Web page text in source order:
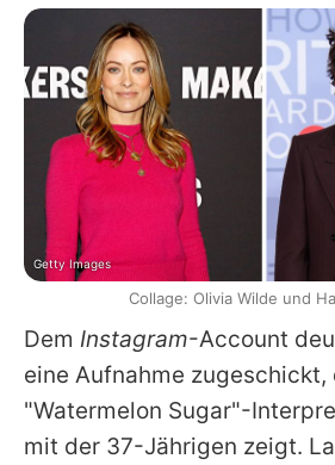
Dem Instagram-Account
eine Aufnahme zugeschickt,
"Watermelon Sugar"-
mit der 37-Jährigen zeigt.
Getty Images
Collage: Olivia Wilde und